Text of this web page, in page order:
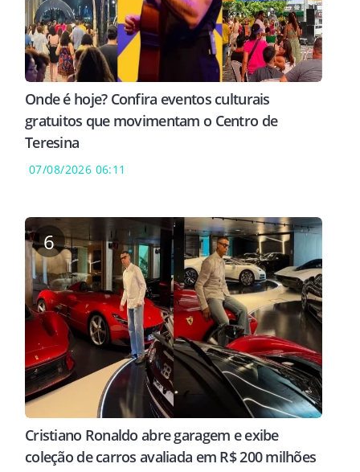
Onde é hoje? Confira eventos culturais
gratuitos que movimentam o Centro de
Teresina
07/08/2026 06:11
6
Cristiano Ronaldo abre garagem e exibe
coleção de carros avaliada em R$ 200 milhões